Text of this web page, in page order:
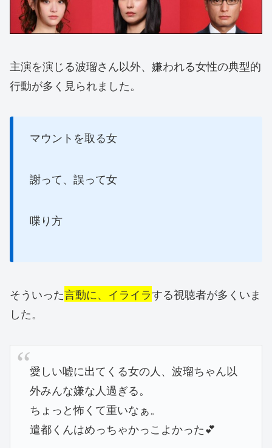
主演を演じる波瑠さん以外、嫌われる女性の典型的
行動が多く見られました。
マウントを取る女
謝って、誤って女
喋り方
そういった言動に、イライラする視聴者が多くいま
した。
愛しい嘘に出てくる女の人、波瑠ちゃん以
外みんな嫌な人過ぎる。
ちょっと怖くて重いなぁ。
遣都くんはめっちゃかっこよかった💕